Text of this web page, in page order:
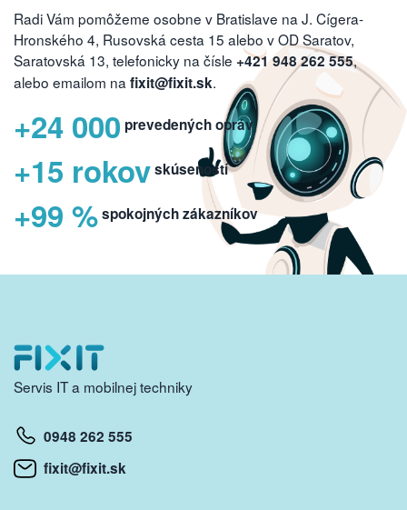
Radi Vám pomôžeme osobne v Bratislave na J. Cígera-
Hronského 4, Rusovská cesta 15 alebo v OD Saratov,
Saratovská 13, telefonicky na čísle +421 948 262 555,
alebo emailom na fixit@fixit.sk.
+24 000 prevedených opráv
+15 rokovskúseností
+99 %spokojných zákazníkov
Servis IT a mobilnej techniky
0948 262 555
fixit@fixit.sk